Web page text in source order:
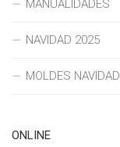
MANUALIDADES
NAVIDAD 2025
MOLDES NAVIDAD
ONLINE